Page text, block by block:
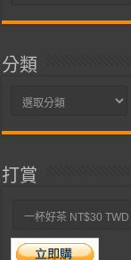
分類
分
打賞